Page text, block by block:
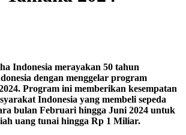
Indonesia merayakan 50 tahun
dengan menggelar program
Program ini memberikan kesempatan
Indonesia yang membeli sepeda
bulan Februari hingga Juni 2024 untuk
uang tunai hingga Rp 1 Miliar.